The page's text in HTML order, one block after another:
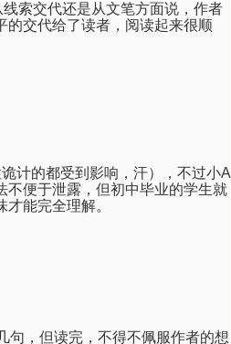
索交代还是从文笔方面说，作者
的交代给了读者，阅读起来很顺
计的都受到影响，汗），不过小A
不便于泄露，但初中毕业的学生就
能完全理解。
句，但读完，不得不佩服作者的想